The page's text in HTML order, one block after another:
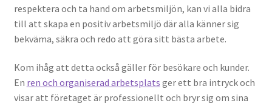
respektera och ta hand om arbetsmiljön, kan vi alla bidra
till att skapa en positiv arbetsmiljö där alla känner sig
bekväma, säkra och redo att göra sitt bästa arbete.
Kom ihåg att detta också gäller för besökare och kunder.
En ren och organiserad arbetsplats ger ett bra intryck och
visar att företaget är professionellt och bryr sig om sina